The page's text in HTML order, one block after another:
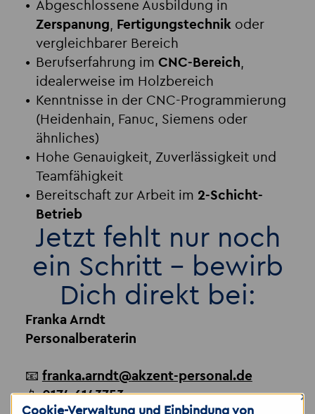
Abgeschlossene Ausbildung in
Zerspanung, Fertigungstechnikoder
vergleichbarer Bereich
Berufserfahrung im CNC-Bereich,
idealerweise im Holzbereich
Kenntnisse in der CNC-Programmierung
(Heidenhain, Fanuc, Siemens oder
ähnliches)
Hohe Genauigkeit, Zuverlässigkeit und
Teamfähigkeit
Bereitschaft zur Arbeit im 2-Schicht-
Betrieb
Jetzt fehlt nur noch
ein Schritt – bewirb
Dich direkt bei:
Franka Arndt
Personalberaterin
📧 franka.arndt@akzent-personal.de
📱0174 6143753
Cookie-Verwaltung und Einbindung von
×